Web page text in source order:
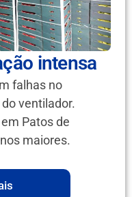
intensa
falhas no
ventilador.
Patos de
maiores.